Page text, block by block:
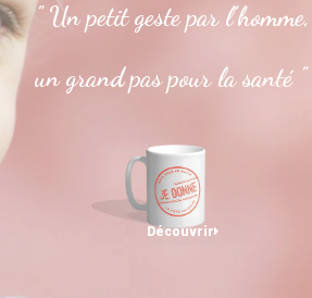
" Un petit geste par l’homme,
un grand pas pour la santé "
Découvrir